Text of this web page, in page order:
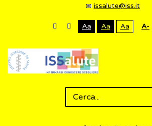
issalute@iss.it
Aa Aa Aa A-